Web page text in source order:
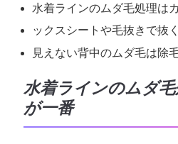
水着ラインのムダ毛処理は
ックスシートや毛抜きで抜く
見えない背中のムダ毛は除
水着ラインのムダ
が一番